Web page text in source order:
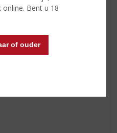
online. Bent u 18
of ouder
streven wij ernaar om
ontvangst, het
van uw